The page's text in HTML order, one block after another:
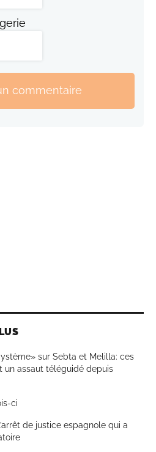
commentaire
sur Sebta et Melilla: ces
un assaut téléguidé depuis
ci
de justice espagnole qui a